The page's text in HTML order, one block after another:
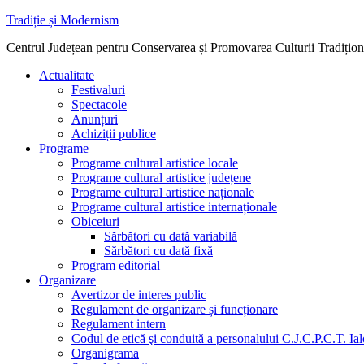
Sari
conținut
Tradiție și Modernism
Centrul Județean pentru Conservarea și Promovarea Culturii
Actualitate
Festivaluri
Spectacole
Anunțuri
Achiziții publice
Programe
Programe cultural artistice locale
Programe cultural artistice județene
Programe cultural artistice naționale
Programe cultural artistice internaționale
Obiceiuri
Sărbători cu dată variabilă
Sărbători cu dată fixă
Program editorial
Organizare
Avertizor de interes public
Regulament de organizare și funcționare
Regulament intern
Codul de etică şi conduită a personalului C.J.C.P.C.T.
Organigrama